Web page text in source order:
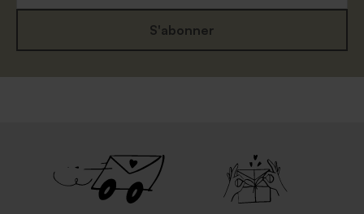
S'abonner